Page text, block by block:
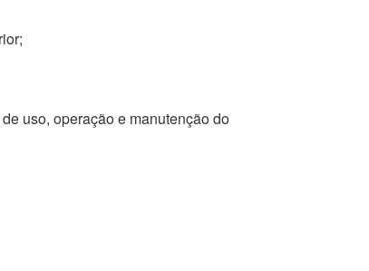
uso, operação e manutenção do